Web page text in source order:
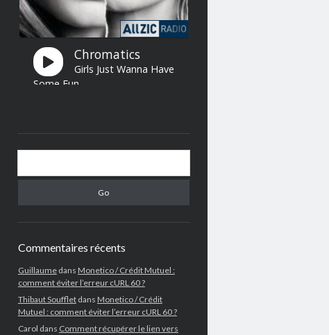
Commentaires récents
Guillaumedans Monetico / Crédit Mutuel :
comment éviter l’erreur cURL 60 ?
Thibaut Souffletdans Monetico / Crédit
Mutuel : comment éviter l’erreur cURL 60 ?
Carol dans Comment récupérer le lien vers